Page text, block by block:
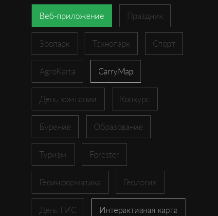
Веб-приложение Праздник
Зоопарк Технопарк Спорт
AgroKarta CarryMap
День компании Конкурс
Бурение Образование
Туризм Forester
Геоинформатика Геология
День ГИС Интерактивная карта